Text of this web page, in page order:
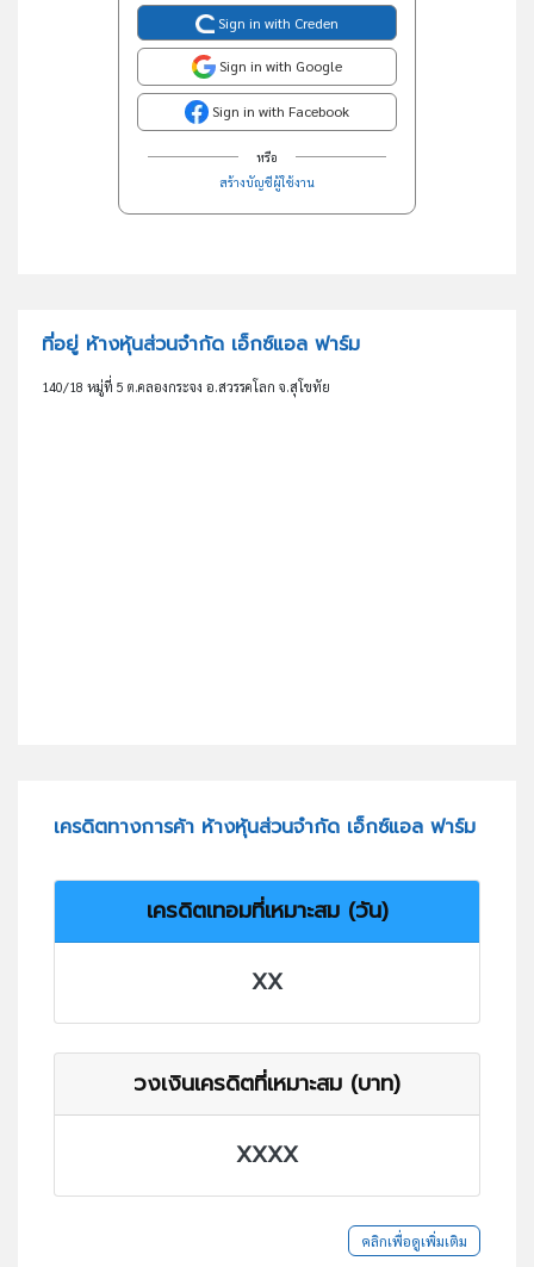
Sign in with Creden
Sign in with Google
Sign in with Facebook
หรือ
สร้างบัญชีผู้ใช้งาน
ที่อยู่ ห้างหุ้นส่วนจำกัด เอ็กซ์แอล ฟาร์ม
140/18 หมู่ที่ 5 ต.คลองกระจง อ.สวรรคโลก จ.สุโขทัย
เครดิตทางการค้า ห้างหุ้นส่วนจำกัด เอ็กซ์แอล ฟาร์ม
เครดิตเทอมที่เหมาะสม (วัน)
XX
วงเงินเครดิตที่เหมาะสม (บาท)
XXXX
คลิกเพื่อดูเพิ่มเติม